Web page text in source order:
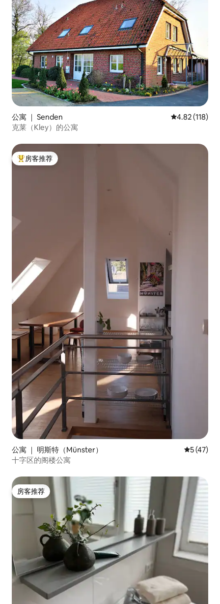
公寓 ｜ Senden 平均评分 4.82
4.82 (118)
克莱（Kley）的公寓
热门「房客推荐」
房客推荐
公寓 ｜ 明斯特（Münster） 平均评分
5 (47)
十字区的阁楼公寓
房客推荐
房客推荐